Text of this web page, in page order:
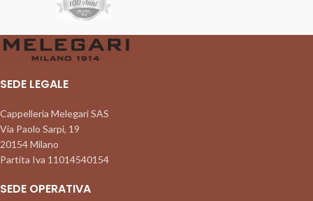
SEDE LEGALE
Cappelleria Melegari SAS
Via Paolo Sarpi, 19
20154 Milano
Partita Iva 11014540154
SEDE OPERATIVA